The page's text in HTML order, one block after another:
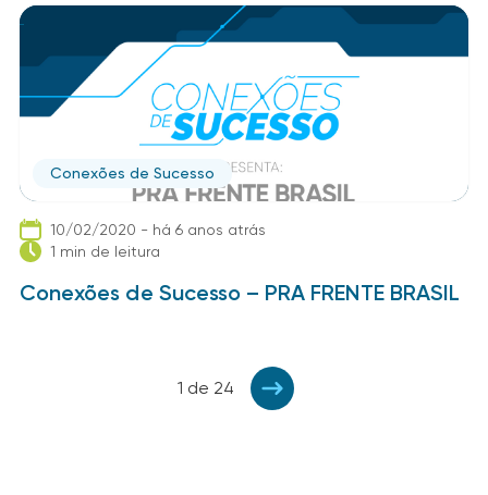
Conexões de Sucesso
10/02/2020 - há 6 anos atrás
1 min de leitura
Conexões de Sucesso – PRA FRENTE BRASIL
1 de 24